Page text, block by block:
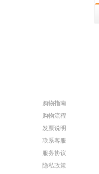
购物指南
购物流程
发票说明
联系客服
服务协议
隐私政策